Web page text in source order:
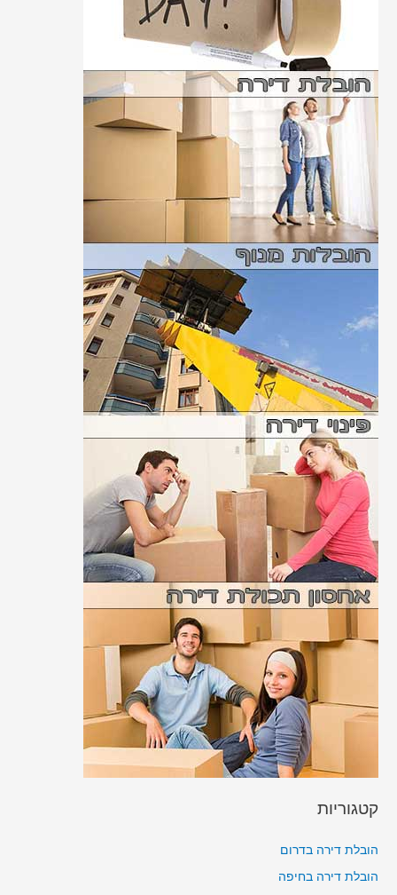
קטגוריות
הובלת דירה בדרום
הובלת דירה בחיפה